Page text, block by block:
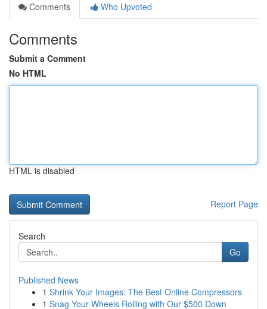
Comments
Who Upvoted
Comments
Submit a Comment
No HTML
HTML is disabled
Report Page
Search
Go
Published News
1 Shrink Your Images: The Best Online Compressors
1 Snag Your Wheels Rolling with Our $500 Down